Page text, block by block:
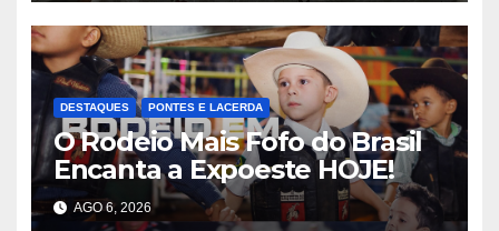
DESTAQUES PONTES E LACERDA
O Rodeio Mais Fofo do Brasil
Encanta a Expoeste HOJE!
AGO 6, 2026